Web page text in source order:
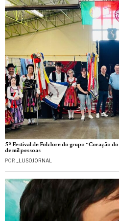
5º Festival de Folclore do grupo “Coração
de mil pessoas
POR _LUSOJORNAL